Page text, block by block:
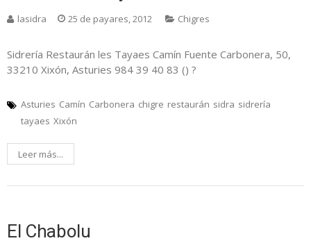
lasidra 25 de payares, 2012 Chigres
Sidrería Restaurán les Tayaes Camín Fuente Carbonera, 50,
33210 Xixón, Asturies 984 39 40 83 () ?
Asturies Camín Carbonera chigre restaurán sidra sidrería
tayaes Xixón
Leer más...
El Chabolu